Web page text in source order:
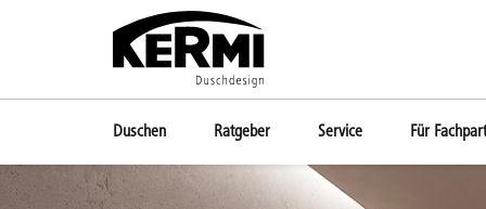
Duschen Ratgeber Service Für